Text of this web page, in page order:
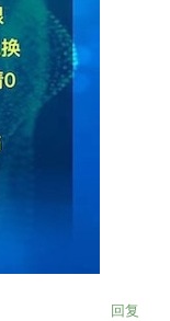
回复